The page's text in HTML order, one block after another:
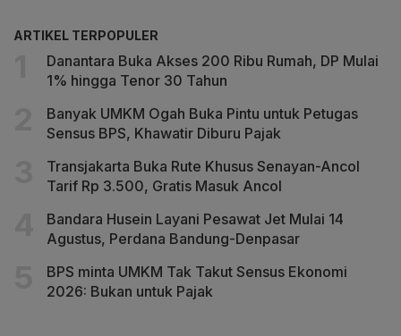
ARTIKEL TERPOPULER
Danantara Buka Akses 200 Ribu Rumah, DP Mulai
1% hingga Tenor 30 Tahun
Banyak UMKM Ogah Buka Pintu untuk Petugas
Sensus BPS, Khawatir Diburu Pajak
Transjakarta Buka Rute Khusus Senayan-Ancol
Tarif Rp 3.500, Gratis Masuk Ancol
Bandara Husein Layani Pesawat Jet Mulai 14
Agustus, Perdana Bandung-Denpasar
BPS minta UMKM Tak Takut Sensus Ekonomi
2026: Bukan untuk Pajak